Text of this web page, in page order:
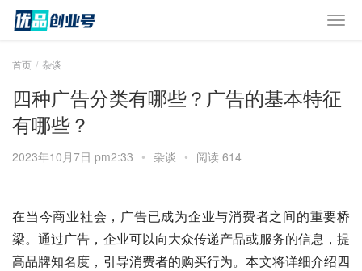
首页 杂谈
四种广告分类有哪些？广告的基本特征
有哪些？
2023年10月7日 pm2:33 • 杂谈 • 阅读 614
在当今商业社会，广告已成为企业与消费者之间的重要桥
梁。通过广告，企业可以向大众传递产品或服务的信息，提
高品牌知名度，引导消费者的购买行为。本文将详细介绍四